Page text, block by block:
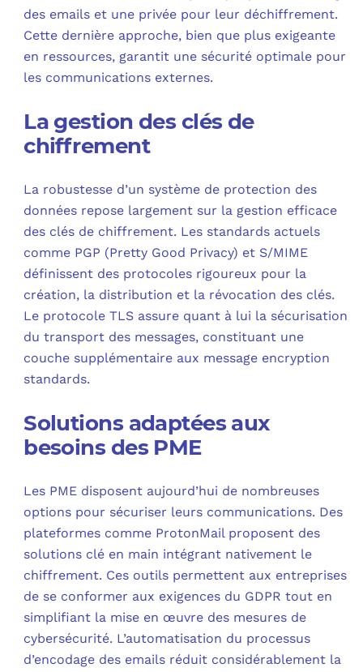
des emails et une privée pour leur déchiffrement.
Cette dernière approche, bien que plus exigeante
en ressources, garantit une sécurité optimale pour
les communications externes.
La gestion des clés de
chiffrement
La robustesse d’un système de protection des
données repose largement sur la gestion efficace
des clés de chiffrement. Les standards actuels
comme PGP (Pretty Good Privacy) et S/MIME
définissent des protocoles rigoureux pour la
création, la distribution et la révocation des clés.
Le protocole TLS assure quant à lui la sécurisation
du transport des messages, constituant une
couche supplémentaire aux message encryption
standards.
Solutions adaptées aux
besoins des PME
Les PME disposent aujourd’hui de nombreuses
options pour sécuriser leurs communications. Des
plateformes comme ProtonMail proposent des
solutions clé en main intégrant nativement le
chiffrement. Ces outils permettent aux entreprises
de se conformer aux exigences du GDPR tout en
simplifiant la mise en œuvre des mesures de
cybersécurité. L’automatisation du processus
d’encodage des emails réduit considérablement la